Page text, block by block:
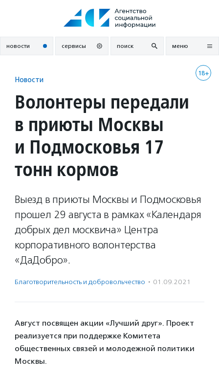
новости сервисы поиск меню
18+
Новости
Волонтеры передали
в приюты Москвы
и Подмосковья 17
тонн кормов
Выезд в приюты Москвы и Подмосковья
прошел 29 августа в рамках «Календаря
добрых дел москвича» Центра
корпоративного волонтерства
«ДаДобро».
Благотвори­тель­ность и доброволь­чест­во · 01.09.2021
Август посвящен акции «Лучший друг». Проект
реализуется при поддержке Комитета
общественных связей и молодежной политики
Москвы.